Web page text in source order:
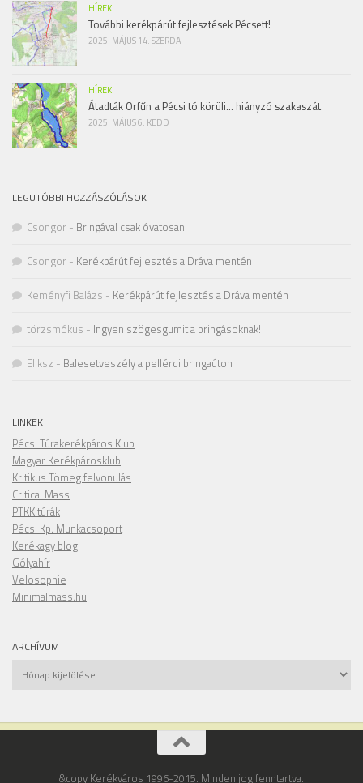
HÍREK
További kerékpárút fejlesztések Pécsett!
2025. MÁJUS 14. SZERDA
HÍREK
Átadták Orfűn a Pécsi tó körüli… hiányzó szakaszát
2025. MÁJUS 6. KEDD
LEGUTÓBBI HOZZÁSZÓLÁSOK
Csongor - Bringával csak óvatosan!
Csongor - Kerékpárút fejlesztés a Dráva mentén
Keményfi Balázs - Kerékpárút fejlesztés a Dráva mentén
törzsmókus - Ingyen szögesgumit a bringásoknak!
Eliksz - Balesetveszély a pellérdi bringaúton
LINKEK
Pécsi Túrakerékpáros Klub
Magyar Kerékpárosklub
Kritikus Tömeg felvonulás
Critical Mass
PTKK túrák
Pécsi Kp. Munkacsoport
Kerékagy blog
Gólyahír
Velosophie
Minimalmass.hu
ARCHÍVUM
&copy Kerékváros 1996-2015. Minden jog fenntartva.